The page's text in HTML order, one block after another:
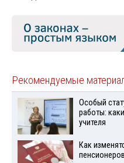
Рекомендуемые
Особый
работы:
учителя
Как